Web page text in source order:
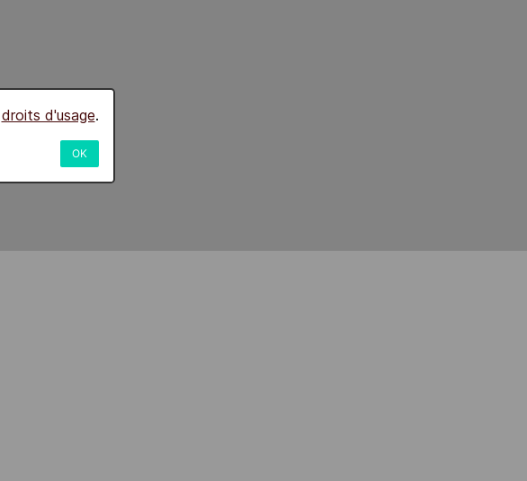
droits d'usage.
OK